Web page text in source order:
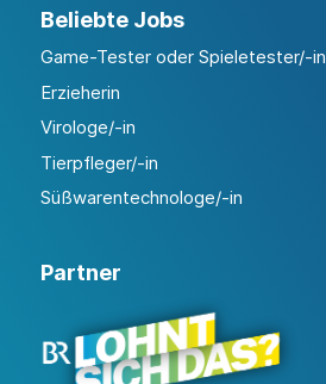
Beliebte Jobs
Game-Tester oder Spieletester/-in
Erzieherin
Virologe/-in
Tierpfleger/-in
Süßwarentechnologe/-in
Partner